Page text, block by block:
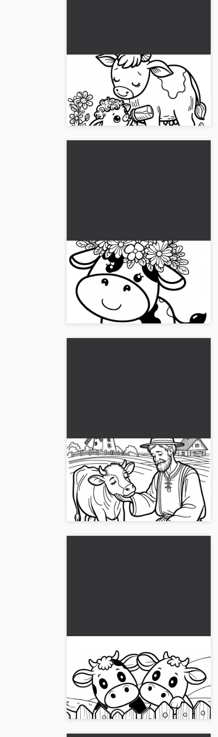
Kalveskud står og drikker mælk:
Enkel malebog (Gratis)
Opdag den smukke maleblanket af en
kalv, der drikker mælk. Få billedet gratis!...
Glad ko med blomsterkrans på
hovedet: Enkel malebog (Gratis)
Giv glæde med en glad ko i en
blomsterkrans! Hent den gratis
malerskabelon nu....
Koen bliver klappet af
landmanden på marken: Simpel
malebog (Gratis)
Forvandl denne malebogstegning af en
ko på marken til dine farver. Download
den gratis!...
To køer kigger over et træhegn:
Enkel farvelægningsbillede
(Gratis)
Bliv kreativ med vores malebillede af to
køer. Download gratis og farvelæg
online!...